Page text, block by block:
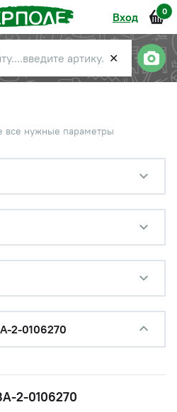
Вход 0
✕
все нужные параметры
2-0106270
2-0106270